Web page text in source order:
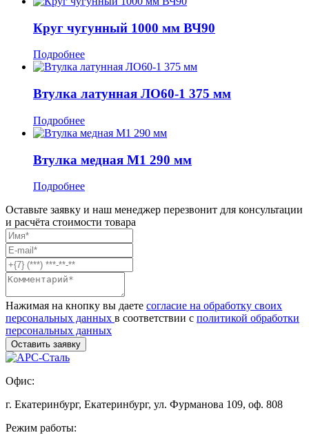
Круг чугунный 1000 мм ВЧ90
Подробнее
Втулка латунная ЛО60-1 375 мм
Подробнее
Втулка медная М1 290 мм
Подробнее
Оставьте заявку и наш менеджер перезвонит для консультации
и расчёта стоимости товара
Нажимая на кнопку вы даете согласие на обработку своих
персональных данных в соответствии с политикой обработки
персональных данных
Офис:
г. Екатеринбург, Екатеринбург, ул. Фурманова 109, оф. 808
Режим работы: